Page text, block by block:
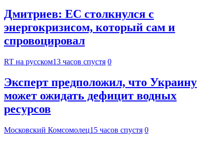
Дмитриев: ЕС столкнулся с
энергокризисом, который сам и
спровоцировал
RT на русском13 часов спустя 0
Эксперт предположил, что Украину
может ожидать дефицит водных
ресурсов
Московский Комсомолец15 часов спустя 0